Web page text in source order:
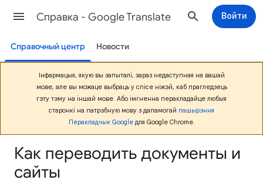
Cправка - Google Translate Войти
Справочный центр Новости
Iнфармацыя, якую вы запыталi, зараз недаступная на вашай
мове, але вы можаце выбраць у спiсе нiжэй, каб прагледзець
гэту тэму на iншай мове. Або iмгненна перакладайце любыя
старонкi на патрэбную мову з дапамогай пашырэння
Перакладчык Googleдля Google Chrome.
Как переводить документы и
сайты